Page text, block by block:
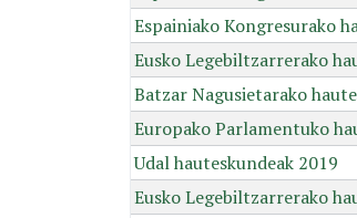
Espainiako Kongresurako
Eusko Legebiltzarrerako
Batzar Nagusietarako
Europako Parlamentuko
Udal hauteskundeak 2019
Eusko Legebiltzarrerako